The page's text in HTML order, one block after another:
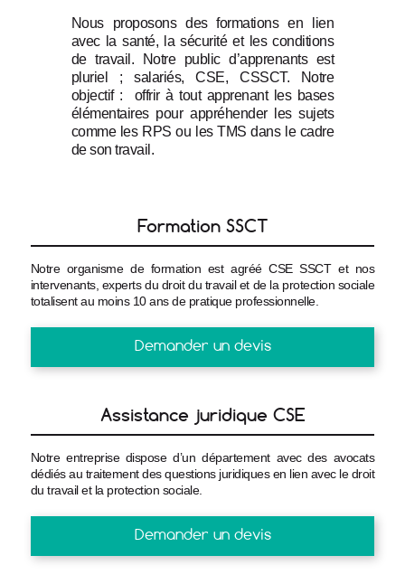
Nous proposons des formations en lien
avec la santé, la sécurité et les conditions
de travail. Notre public d’apprenants est
pluriel ; salariés, CSE, CSSCT. Notre
objectif :  offrir à tout apprenant les bases
élémentaires pour appréhender les sujets
comme les RPS ou les TMS dans le cadre
de son travail.
Formation SSCT
Notre organisme de formation est agréé CSE SSCT et nos
intervenants, experts du droit du travail et de la protection sociale
totalisent au moins 10 ans de pratique professionnelle.
Demander un devis
Assistance juridique CSE
Notre entreprise dispose d’un département avec des avocats
dédiés au traitement des questions juridiques en lien avec le droit
du travail et la protection sociale.
Demander un devis